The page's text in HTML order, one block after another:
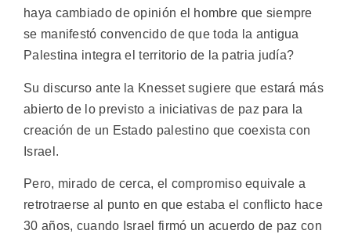
haya cambiado de opinión el hombre que siempre
se manifestó convencido de que toda la antigua
Palestina integra el territorio de la patria judía?
Su discurso ante la Knesset sugiere que estará más
abierto de lo previsto a iniciativas de paz para la
creación de un Estado palestino que coexista con
Israel.
Pero, mirado de cerca, el compromiso equivale a
retrotraerse al punto en que estaba el conflicto hace
30 años, cuando Israel firmó un acuerdo de paz con